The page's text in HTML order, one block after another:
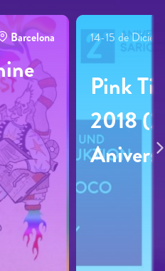
Barcelona 14-15 de
Pink
2018